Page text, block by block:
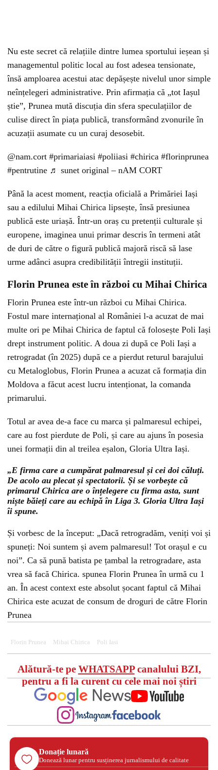
Nu este secret că relațiile dintre lumea sportului ieșean și
managementul politic local au fost adesea tensionate,
însă amploarea acestui atac depășește nivelul unor simple
neînțelegeri administrative. Prin afirmația că „tot Iașul
știe”, Prunea mută discuția din sfera speculațiilor de
culise direct în piața publică, transformând zvonurile în
acuzații asumate cu un curaj desosebit.
@nam.cort #primariaiasi #poliiasi #chirica #florinprunea
#pentrutine ♬ sunet original – nAM CORT
Până la acest moment, reacția oficială a Primăriei Iași
sau a edilului Mihai Chirica lipsește, însă presiunea
publică este uriașă. Într-un oraș cu pretenții culturale și
europene, imaginea unui primar descris în termeni atât
de duri de către o figură publică majoră riscă să lase
urme adânci asupra credibilității întregii instituții.
Florin Prunea este în război cu Mihai Chirica
Florin Prunea este într-un război cu Mihai Chirica.
Fostul mare internațional al României l-a acuzat de mai
multe ori pe Mihai Chirica de faptul că folosește Poli Iași
drept instrument politic. A doua zi după ce Poli Iași a
retrogradat (în 2025) după ce a pierdut returul barajului
cu Metaloglobus, Florin Prunea a acuzat că formația din
Moldova a făcut acest lucru intenționat, la comanda
primarului.
Totul ar avea de-a face cu marca și palmaresul echipei,
care au fost pierdute de Poli, și care au ajuns în posesia
unei formații din al treilea eșalon, Gloria Ultra Iași.
„E firma care a cumpărat palmaresul și cei doi căluți.
De acolo au plecat și spectatorii. Și se vorbește că
primarul Chirica are o înțelegere cu firma asta, sunt
niște băieți care au echipă în Liga 3. Gloria Ultra Iași
îi spune.
Și vorbesc de la început: „Dacă retrogradăm, veniți voi și
spuneți: Noi suntem și avem palmaresul! Tot orașul e cu
noi”. Ca să pună batista pe țambal la retrogradare, asta
vrea să facă Chirica. spunea Florin Prunea în urmă cu 1
an. În acest context este absolut șocant faptul că Mihai
Chirica este acuzat de consum de droguri de către Florin
Prunea
Florin Prunea Mihai Chirica Poli Iasi
Alătură-te pe WHATSAPPcanalului BZI,
pentru a fi la curent cu cele mai noi știri
Donație lunară
Donează lunar pentru susținerea jurnalismului de calitate